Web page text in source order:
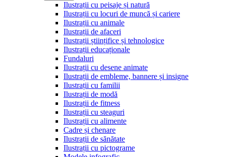
Ilustrații cu peisaje și natură
Ilustrații cu locuri de muncă și cariere
Ilustrații cu animale
Ilustrații de afaceri
Ilustrații științifice și tehnologice
Ilustrații educaționale
Fundaluri
Ilustrații cu desene animate
Ilustrații de embleme, bannere și insigne
Ilustrații cu familii
Ilustrații de modă
Ilustrații de fitness
Ilustrații cu steaguri
Ilustrații cu alimente
Cadre și chenare
Ilustrații de sănătate
Ilustrații cu pictograme